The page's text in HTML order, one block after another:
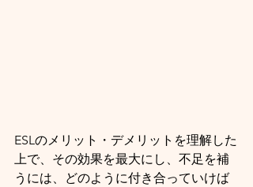
ESLのメリット・デメリットを理解した
上で、その効果を最大にし、不足を補
うには、どのように付き合っていけば